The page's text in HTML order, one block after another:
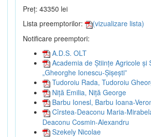
Preț: 43350 lei
Lista preemptorilor:
(vizualizare lista)
Notificare preemptori:
A.D.S. OLT
Academia de Științe Agricole și
„Gheorghe Ionescu-Șișești”
Tudoroiu Rada, Tudoroiu
Niță Emilia, Niță George
Barbu Ionesl, Barbu Ioana-
Cîrstea-Deaconu Maria-
Deaconu Cosmin-Alexandru
Szekely Nicolae